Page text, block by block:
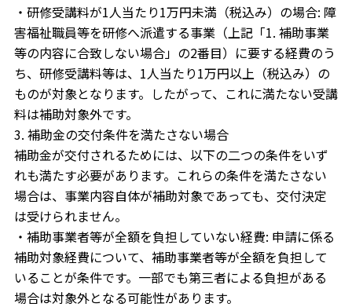
・研修受講料が1人当たり1万円未満（税込み）の場合: 障
害福祉職員等を研修へ派遣する事業（上記「1. 補助事業
等の内容に合致しない場合」の2番目）に要する経費のう
ち、研修受講料等は、1人当たり1万円以上（税込み）の
ものが対象となります。したがって、これに満たない受講
料は補助対象外です。
3. 補助金の交付条件を満たさない場合
補助金が交付されるためには、以下の二つの条件をいず
れも満たす必要があります。これらの条件を満たさない
場合は、事業内容自体が補助対象であっても、交付決定
は受けられません。
・補助事業者等が全額を負担していない経費: 申請に係る
補助対象経費について、補助事業者等が全額を負担して
いることが条件です。一部でも第三者による負担がある
場合は対象外となる可能性があります。